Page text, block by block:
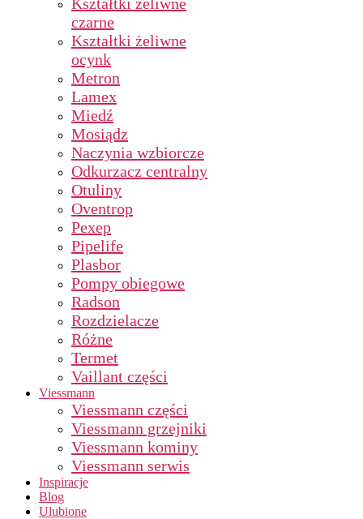
czarne
Kształtki żeliwne
ocynk
Metron
Lamex
Miedź
Mosiądz
Naczynia wzbiorcze
Odkurzacz centralny
Otuliny
Oventrop
Pexep
Pipelife
Plasbor
Pompy obiegowe
Radson
Rozdzielacze
Różne
Termet
Vaillant części
Viessmann
Viessmann części
Viessmann grzejniki
Viessmann kominy
Viessmann serwis
Inspiracje
Blog
Ulubione